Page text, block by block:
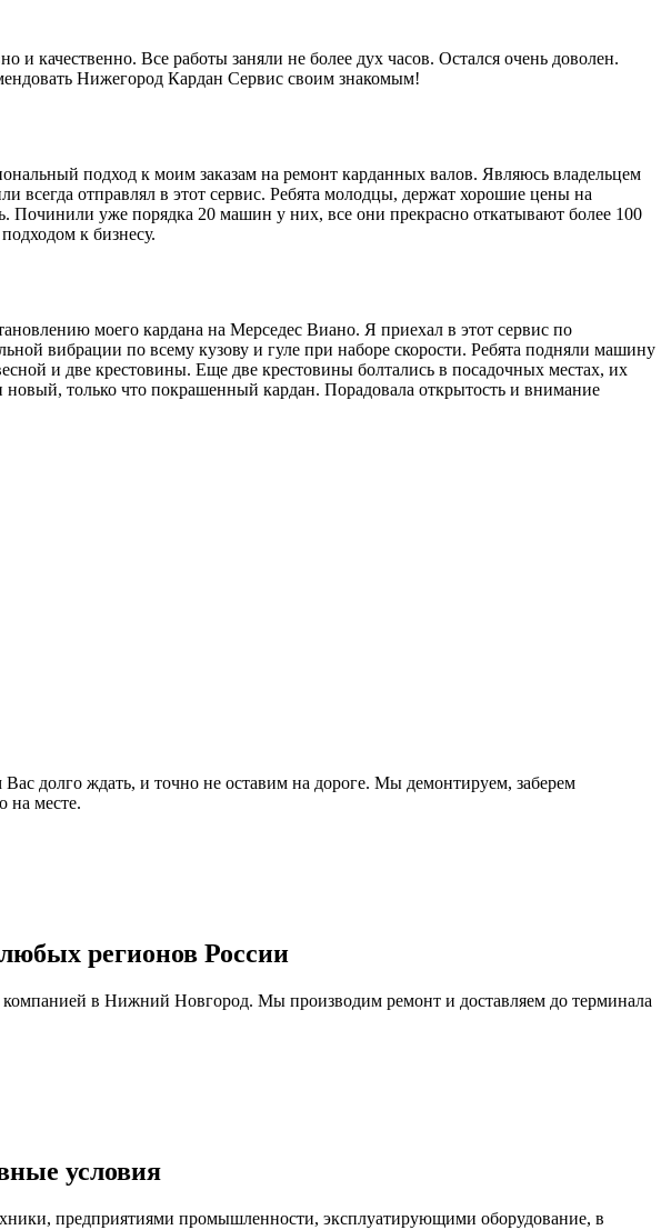
качественно. Все работы заняли не более дух часов. Остался очень доволен.
Нижегород Кардан Сервис своим знакомым!
подход к моим заказам на ремонт карданных валов. Являюсь владельцем
отправлял в этот сервис. Ребята молодцы, держат хорошие цены на
Починили уже порядка 20 машин у них, все они прекрасно откатывают более 100
к бизнесу.
моего кардана на Мерседес Виано. Я приехал в этот сервис по
вибрации по всему кузову и гуле при наборе скорости. Ребята подняли машину
и две крестовины. Еще две крестовины болтались в посадочных местах, их
новый, только что покрашенный кардан. Порадовала открытость и внимание
долго ждать, и точно не оставим на дороге. Мы демонтируем, заберем
на месте.
регионов России
компанией в Нижний Новгород. Мы производим ремонт и доставляем до терминала
условия
предприятиями промышленности, эксплуатирующими оборудование, в